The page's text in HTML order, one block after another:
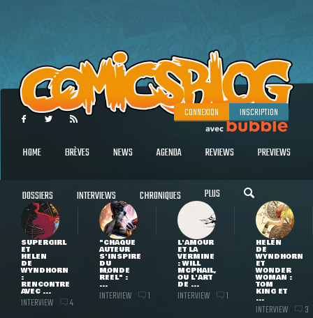
CONNEXION INSCRIPTION
HOME BRÈVES NEWS AGENDA REVIEWS PREVIEWS
DOSSIERS INTERVIEWS CHRONIQUES PLUS
SUPERGIRL
ET
HELEN
DE
WYNDHORN
:
RENCONTRE
AVEC ...
INTERVIEW 4
"CHAQUE
AUTEUR
S'INSPIRE
DU
MONDE
RÉEL" :
...
INTERVIEW 1
L'AMOUR
ET LA
VERMINE
: WILL
MCPHAIL,
OU L'ART
DE ...
INTERVIEW 1
HELEN
DE
WYNDHORN
ET
WONDER
WOMAN :
TOM
KING ET
...
INTERVIEW 3